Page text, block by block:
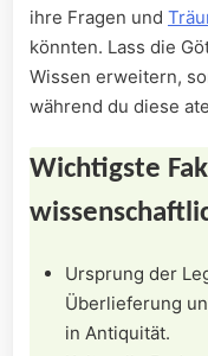
ihre ​Fragen und
könnten. Lass die
Wissen erweitern,
⁣während du diese
Wichtigste
Ursprung der
Überlieferung‍
in Antiquität.